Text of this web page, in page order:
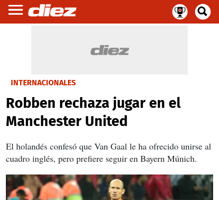
INTERNACIONALES
Robben rechaza jugar en el
Manchester United
El holandés confesó que Van Gaal le ha ofrecido unirse al
cuadro inglés, pero prefiere seguir en Bayern Múnich.